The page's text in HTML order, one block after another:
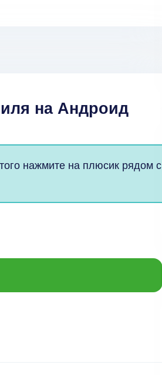
на Андроид
нажмите на плюсик рядом с